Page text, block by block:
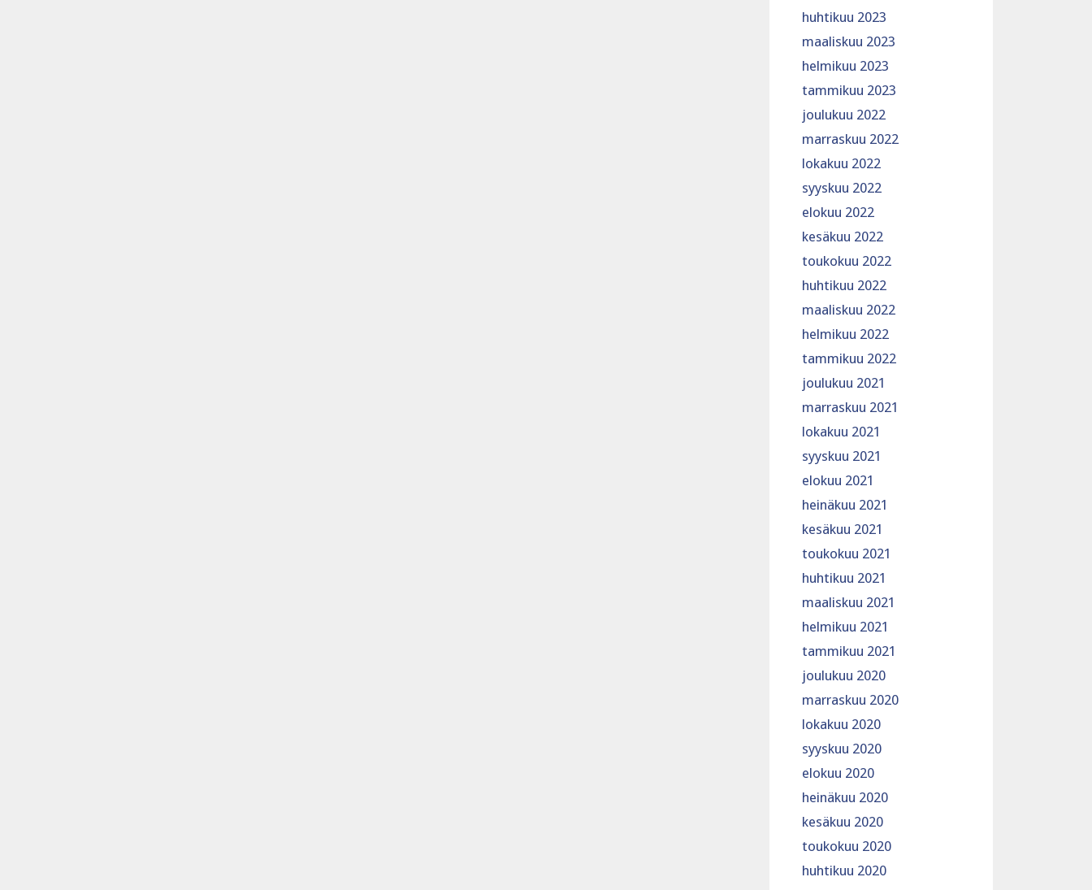
huhtikuu 2023
maaliskuu 2023
helmikuu 2023
tammikuu 2023
joulukuu 2022
marraskuu 2022
lokakuu 2022
syyskuu 2022
elokuu 2022
kesäkuu 2022
toukokuu 2022
huhtikuu 2022
maaliskuu 2022
helmikuu 2022
tammikuu 2022
joulukuu 2021
marraskuu 2021
lokakuu 2021
syyskuu 2021
elokuu 2021
heinäkuu 2021
kesäkuu 2021
toukokuu 2021
huhtikuu 2021
maaliskuu 2021
helmikuu 2021
tammikuu 2021
joulukuu 2020
marraskuu 2020
lokakuu 2020
syyskuu 2020
elokuu 2020
heinäkuu 2020
kesäkuu 2020
toukokuu 2020
huhtikuu 2020